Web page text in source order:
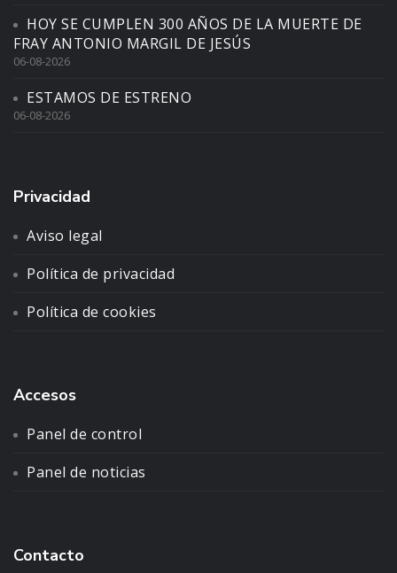
HOY SE CUMPLEN 300 AÑOS DE LA MUERTE DE
FRAY ANTONIO MARGIL DE JESÚS
06-08-2026
ESTAMOS DE ESTRENO
06-08-2026
Privacidad
Aviso legal
Política de privacidad
Política de cookies
Accesos
Panel de control
Panel de noticias
Contacto